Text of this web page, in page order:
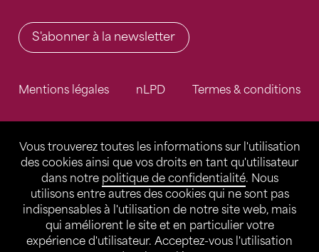
Vous trouverez toutes les informations sur l'utilisation
des cookies ainsi que vos droits en tant qu'utilisateur
dans notre politique de confidentialité. Nous
utilisons entre autres des cookies qui ne sont pas
indispensables à l'utilisation de notre site web, mais
qui améliorent le site et en particulier votre
expérience d'utilisateur. Acceptez-vous l'utilisation
S'abonner à la newsletter
Mentions légales nLPD Termes & conditions